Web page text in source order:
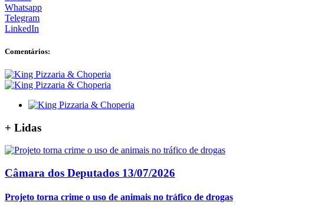
Whatsapp
Telegram
LinkedIn
Comentários:
+ Lidas
Câmara dos Deputados 13/07/2026
Projeto torna crime o uso de animais no tráfico de drogas